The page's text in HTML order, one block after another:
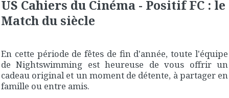
US Cahiers du Cinéma - Positif FC : le
Match du siècle
En cette période de fêtes de fin d'année, toute l'équipe
de Nightswimming est heureuse de vous offrir un
cadeau original et un moment de détente, à partager en
famille ou entre amis.